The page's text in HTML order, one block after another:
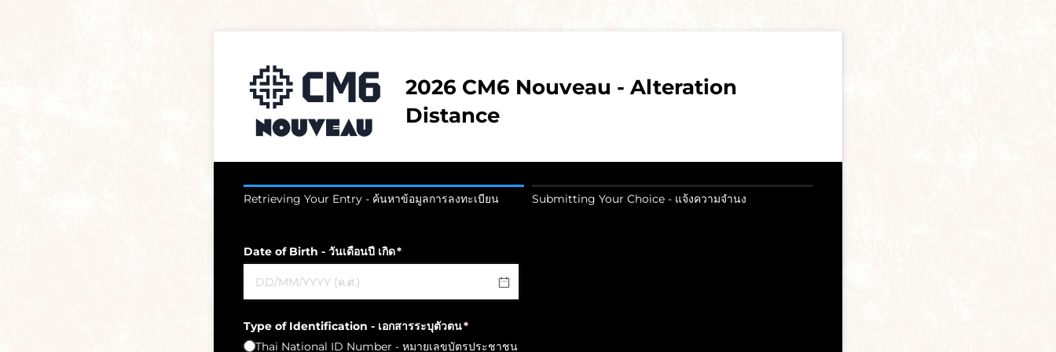
2026 CM6 Nouveau - Alteration
Distance
Retrieving Your Entry - ค้นหาข้อมูลการลงทะเบียน Submitting Your Choice - แจ้งความจำนง
Date of Birth - วันเดือนปี เกิด*
(required)
Type of Identification - เอกสารระบุตัวตน*
(required)
Thai National ID Number - หมายเลขบัตรประชาชน